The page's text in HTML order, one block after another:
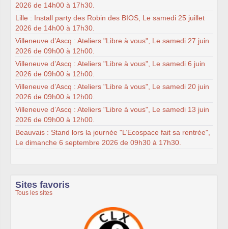
2026 de 14h00 à 17h30.
Lille : Install party des Robin des BIOS, Le samedi 25 juillet
2026 de 14h00 à 17h30.
Villeneuve d’Ascq : Ateliers "Libre à vous", Le samedi 27 juin
2026 de 09h00 à 12h00.
Villeneuve d’Ascq : Ateliers "Libre à vous", Le samedi 6 juin
2026 de 09h00 à 12h00.
Villeneuve d’Ascq : Ateliers "Libre à vous", Le samedi 20 juin
2026 de 09h00 à 12h00.
Villeneuve d’Ascq : Ateliers "Libre à vous", Le samedi 13 juin
2026 de 09h00 à 12h00.
Beauvais : Stand lors la journée "L’Ecospace fait sa rentrée",
Le dimanche 6 septembre 2026 de 09h30 à 17h30.
Sites favoris
Tous les sites